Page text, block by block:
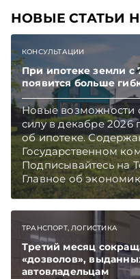
НОВЫЕ СТАТЬИ
КОНСУЛЬТАЦИИ
При ипотеке земли с
появится больше
Новые возможности
силу в декабре 2026
об ипотеке.
Государственном
Подписывайтесь на
Главное об
чем в новостях
ТРАНСПОРТ, ЛОГИСТИКА
Третий месяц
«дозволов»,
автовладельцам